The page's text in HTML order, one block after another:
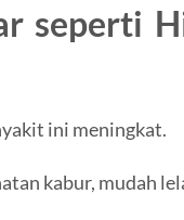
seperti
ini meningkat.
kabur, mudah